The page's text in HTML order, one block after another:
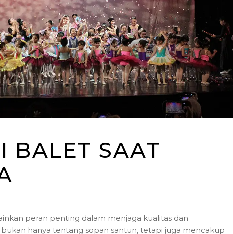
BALET SAAT
peran penting dalam menjaga kualitas dan
hanya tentang sopan santun, tetapi juga mencakup